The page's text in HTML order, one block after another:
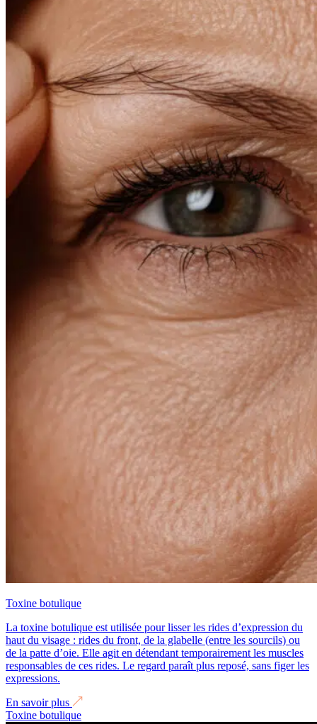
Toxine botulique
La toxine botulique est utilisée pour lisser les rides d’expression du
haut du visage : rides du front, de la glabelle (entre les sourcils) ou
de la patte d’oie. Elle agit en détendant temporairement les muscles
responsables de ces rides. Le regard paraît plus reposé, sans figer les
expressions.
En savoir plus
Toxine botulique